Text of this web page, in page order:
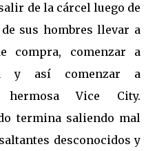
de la cárcel luego de
sus hombres llevar a
compra, comenzar a
y así comenzar a
Vice City.
termina saliendo mal
desconocidos y